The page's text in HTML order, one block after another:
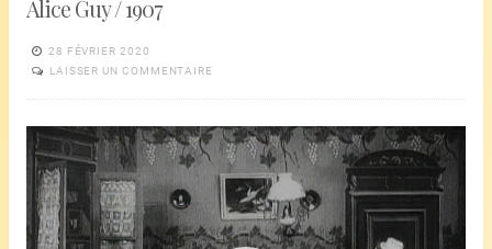
Alice Guy / 1907
28 FÉVRIER 2020
LAISSER UN COMMENTAIRE
Lecteur
vidéo